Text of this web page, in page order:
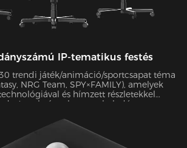
IP-tematikus festés
trendi játék/animáció/sportcsapat téma
NRG Team, SPY×FAMILY), amelyek
és hímzett részletekkel
4 szabványokat meghaladó